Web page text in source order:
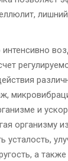
и
организму
усталость,
а